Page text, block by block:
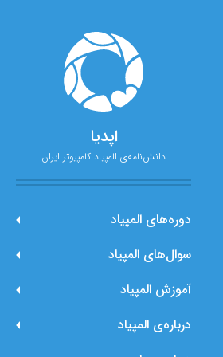
اپدیا
دانش‌نامه‌ی المپیاد کامپیوتر ایران
دوره‌های المپیاد
سوال‌های المپیاد
آموزش المپیاد
درباره‌ی المپیاد